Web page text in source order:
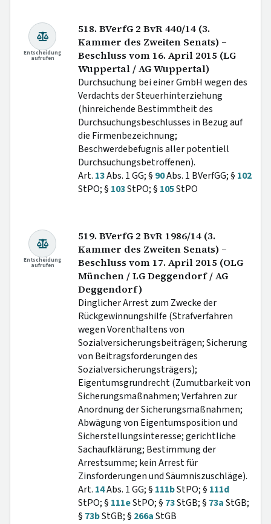
Entscheidung
aufrufen
518. BVerfG 2 BvR 440/14 (3.
Kammer des Zweiten Senats) –
Beschluss vom 16. April 2015 (LG
Wuppertal / AG Wuppertal)
Durchsuchung bei einer GmbH wegen des
Verdachts der Steuerhinterziehung
(hinreichende Bestimmtheit des
Durchsuchungsbeschlusses in Bezug auf
die Firmenbezeichnung;
Beschwerdebefugnis aller potentiell
Durchsuchungsbetroffenen).
Art. 13Abs. 1 GG; § 90Abs. 1 BVerfGG; § 102
StPO; § 103StPO; § 105StPO
Entscheidung
aufrufen
519. BVerfG 2 BvR 1986/14 (3.
Kammer des Zweiten Senats) –
Beschluss vom 17. April 2015 (OLG
München / LG Deggendorf / AG
Deggendorf)
Dinglicher Arrest zum Zwecke der
Rückgewinnungshilfe (Strafverfahren
wegen Vorenthaltens von
Sozialversicherungsbeiträgen; Sicherung
von Beitragsforderungen des
Sozialversicherungsträgers);
Eigentumsgrundrecht (Zumutbarkeit von
Sicherungsmaßnahmen; Verfahren zur
Anordnung der Sicherungsmaßnahmen;
Abwägung von Eigentumsposition und
Sicherstellungsinteresse; gerichtliche
Sachaufklärung; Bestimmung der
Arrestsumme; kein Arrest für
Zinsforderungen und Säumniszuschläge).
Art. 14Abs. 1 GG; § 111bStPO; § 111d
StPO; § 111eStPO; § 73StGB; § 73aStGB;
§ 73bStGB; § 266aStGB